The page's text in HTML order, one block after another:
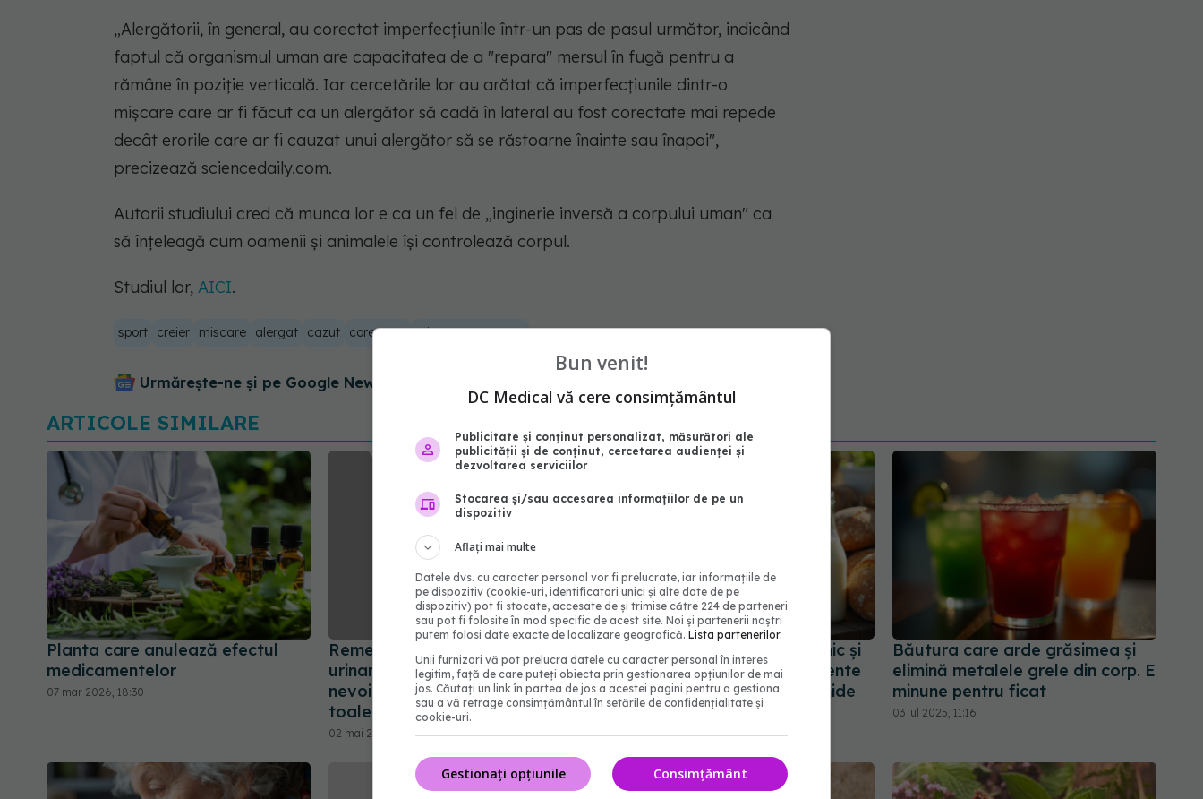
„Alergătorii, în general, au corectat imperfecțiunile într-un pas de pasul următor, indicând
faptul că organismul uman are capacitatea de a "repara" mersul în fugă pentru a
rămâne în poziție verticală. Iar cercetările lor au arătat că imperfecțiunile dintr-o
mișcare care ar fi făcut ca un alergător să cadă în lateral au fost corectate mai repede
decât erorile care ar fi cauzat unui alergător să se răstoarne înainte sau înapoi",
precizează sciencedaily.com.
Autorii studiului cred că munca lor e ca un fel de „inginerie inversă a corpului uman" ca
să înțeleagă cum oamenii și animalele își controlează corpul.
Studiul lor, AICI.
sport creier miscare alergat cazut corectare mișcare corectata
Urmărește-ne și pe Google News - abonează‑te!
ARTICOLE SIMILARE
Planta care anulează efectul
medicamentelor
07 mar 2026, 18:30
Remedii care ajută în vezica
urinară hiperactivă. Asta reduce
nevoia frecventă de a merge la
toaletă
02 mai 2026, 08:17
Mănâncă asta zilnic și
pielea ta va străluci! 5 alimente
pline de colagen și niacinamide
Băutura care arde grăsimea și
elimină metalele grele din corp. E
minune pentru ficat
03 iul 2025, 11:16
Bun venit!
DC Medical vă cere consimțământul
Publicitate și conținut personalizat, măsurători ale
publicității și de conținut, cercetarea audienței și
dezvoltarea serviciilor
Stocarea și/sau accesarea informațiilor de pe un
dispozitiv
Aflați mai multe
Datele dvs. cu caracter personal vor fi prelucrate, iar informațiile de
pe dispozitiv (cookie-uri, identificatori unici și alte date de pe
dispozitiv) pot fi stocate, accesate de și trimise către 224 de parteneri
sau pot fi folosite în mod specific de acest site. Noi și partenerii noștri
putem folosi date exacte de localizare geografică. Lista partenerilor.
Unii furnizori vă pot prelucra datele cu caracter personal în interes
legitim, față de care puteți obiecta prin gestionarea opțiunilor de mai
jos. Căutați un link în partea de jos a acestei pagini pentru a gestiona
sau a vă retrage consimțământul în setările de confidențialitate și
cookie-uri.
Consimțământ
Gestionați opțiunile